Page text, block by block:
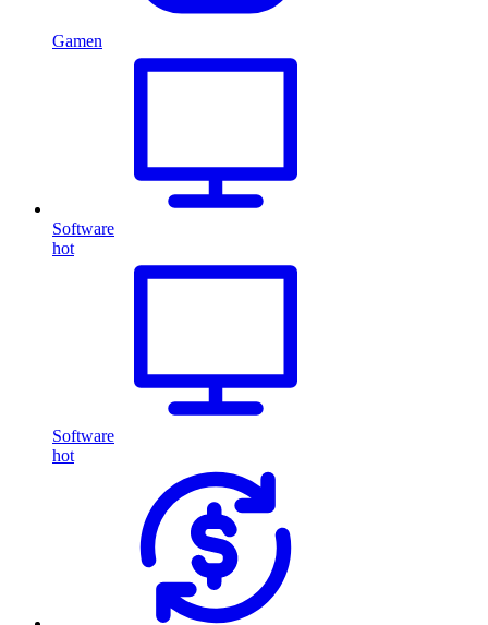
Gamen
Software
hot
Software
hot